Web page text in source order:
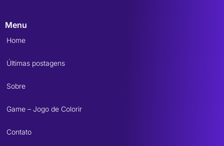
Menu
Home
Últimas postagens
Sobre
Game – Jogo de Colorir
Contato